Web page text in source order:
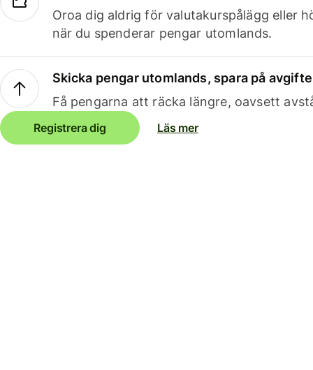
Oroa dig aldrig för valutakurspålägg eller
när du spenderar pengar utomlands.
Skicka pengar utomlands, spara på
Få pengarna att räcka längre, oavsett
Registrera dig Läs mer